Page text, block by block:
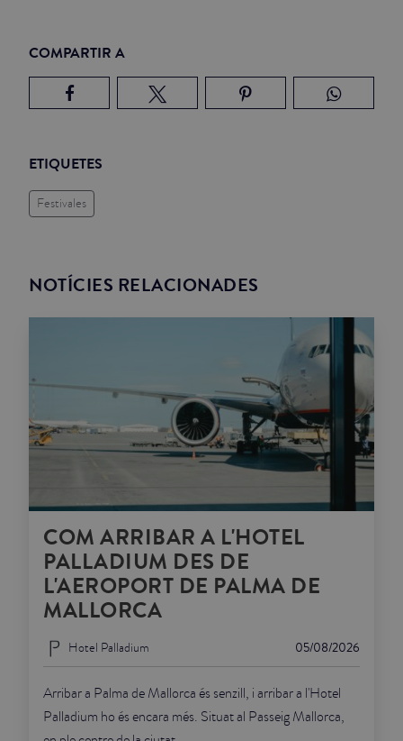
COMPARTIR A
ETIQUETES
Festivales
NOTÍCIES RELACIONADES
COM ARRIBAR A L'HOTEL
PALLADIUM DES DE
L'AEROPORT DE PALMA DE
MALLORCA
05/08/2026
Hotel Palladium
Arribar a Palma de Mallorca és senzill, i arribar a l'Hotel
Palladium ho és encara més. Situat al Passeig Mallorca,